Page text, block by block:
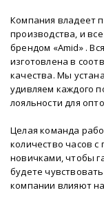
Компания владеет
производства, и
брендом «Amid» .
изготовлена в
качества. Мы
удивляем каждого
лояльности для
Целая команда
количество часов
новичками, чтобы
будете
компании влияют